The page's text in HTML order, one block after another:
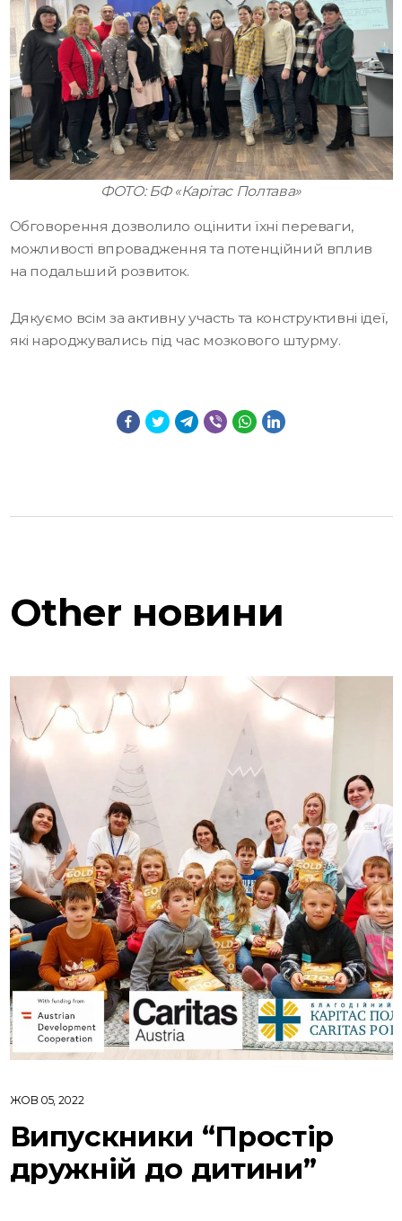
ФОТО: БФ «Карітас Полтава»
Обговорення дозволило оцінити їхні переваги,
можливості впровадження та потенційний вплив
на подальший розвиток.
Дякуємо всім за активну участь та конструктивні ідеї,
які народжувались під час мозкового штурму.
Other новини
ЖОВ 05, 2022
Випускники “Простір
дружній до дитини”